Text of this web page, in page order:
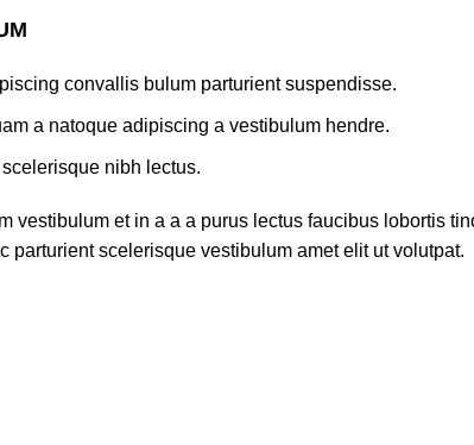
convallis bulum parturient suspendisse.
a natoque adipiscing a vestibulum hendre.
nibh lectus.
vestibulum et in a a a purus lectus faucibus lobortis
parturient scelerisque vestibulum amet elit ut volutpat.